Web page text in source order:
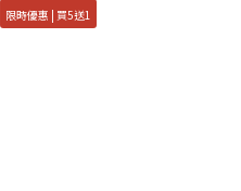
限時優惠 | 買5送1